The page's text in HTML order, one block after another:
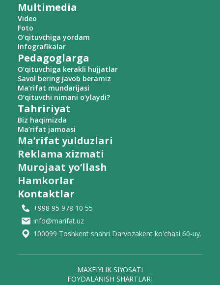
Multimedia
Video
Foto
O‘qituvchiga yordam
Infografikalar
Pedagoglarga
O‘qituvchiga kerakli hujjatlar
Savol bering javob beramiz
Ma’rifat mundarijasi
O‘qituvchi nimani o‘ylaydi?
Tahririyat
Biz haqimizda
Ma’rifat jamoasi
Ma’rifat yulduzlari
Reklama xizmati
Murojaat yo‘llash
Hamkorlar
Kontaktlar
+998 95 978 10 55
info@marifat.uz
100099 Toshkent shahri Darvozakent ko'chasi 60-uy.
MAXFIYLIK SIYOSATI
FOYDALANISH SHARTLARI